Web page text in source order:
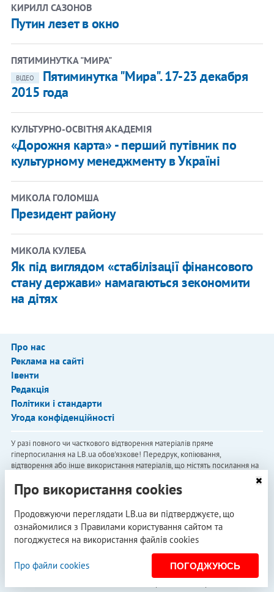
КИРИЛЛ САЗОНОВ
Путин лезет в окно
ПЯТИМИНУТКА "МИРА"
ВІДЕО
Пятиминутка "Мира". 17-23 декабря
2015 года
КУЛЬТУРНО-ОСВІТНЯ АКАДЕМІЯ
«Дорожня карта» - перший путівник по
культурному менеджменту в Україні
МИКОЛА ГОЛОМША
Президент району
МИКОЛА КУЛЕБА
Як під виглядом «стабілізації фінансового
стану держави» намагаються зекономити
на дітях
Про нас
Реклама на сайті
Івенти
Редакція
Політики і стандарти
Угода конфіденційності
У разі повного чи часткового відтворення матеріалів пряме
гіперпосилання на LB.ua обов'язкове! Передрук, копіювання,
відтворення або інше використання матеріалів, що містять посилання на
Матеріали, які розміщуються на сайті з позначкою "Реклама" / "Новини
правах реклами. Редакція може не поділяти погляди, які в них
представлені. Матеріали з плашкою СПЕЦПРОЄКТ є рекламними, проте
редакція бере участь у підготовці цього контенту і поділяє думки,
висловлені у цих матеріалах.
Редакція не несе відповідальності за факти та оціночні судження,
оприлюднені у рекламних матеріалах. Згідно з українським
Про використання cookies
Продовжуючи переглядати LB.ua ви підтверджуєте, що
ознайомилися з Правилами користування сайтом та
погоджуєтеся на використання файлів cookies
Про файли cookies ПОГОДЖУЮСЬ